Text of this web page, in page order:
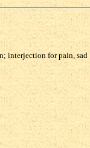
interjection for pain, sad